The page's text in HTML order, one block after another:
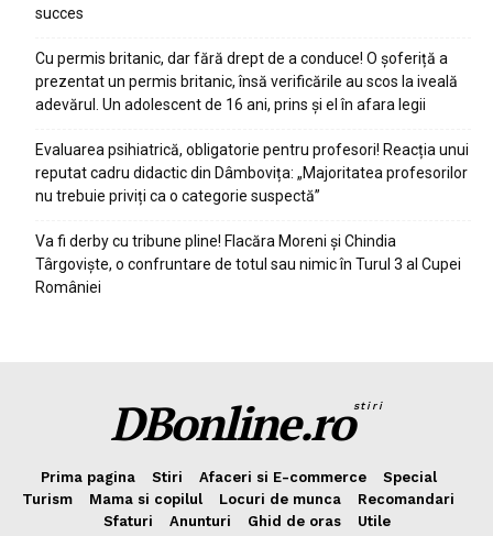
succes
Cu permis britanic, dar fără drept de a conduce! O șoferiță a
prezentat un permis britanic, însă verificările au scos la iveală
adevărul. Un adolescent de 16 ani, prins și el în afara legii
Evaluarea psihiatrică, obligatorie pentru profesori! Reacția unui
reputat cadru didactic din Dâmbovița: „Majoritatea profesorilor
nu trebuie priviți ca o categorie suspectă”
Va fi derby cu tribune pline! Flacăra Moreni și Chindia
Târgoviște, o confruntare de totul sau nimic în Turul 3 al Cupei
României
DBonline.rostiri
Prima pagina Stiri Afaceri si E-commerce
Special
Turism
Mama si copilul Locuri de munca
Recomandari
Sfaturi
Anunturi Ghid de oras Utile